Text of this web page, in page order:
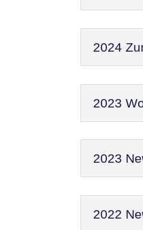
2024
2023
2023
2022